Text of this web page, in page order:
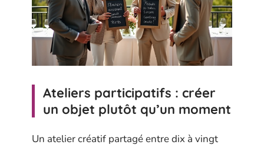
Ateliers participatifs : créer
un objet plutôt qu’un moment
Un atelier créatif partagé entre dix à vingt